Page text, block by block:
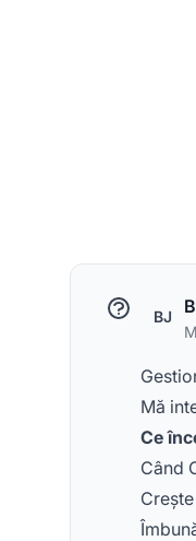
BJ
Mă
Ce
Când